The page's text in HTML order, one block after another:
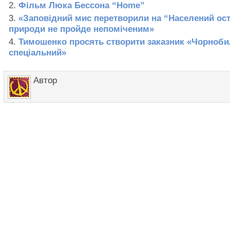
Фільм Люка Бессона “Нome”
«Заповідний мис перетворили на “Населений
природи не пройде непоміченим»
Тимошенко просять створити заказник
спеціальний»
Автор